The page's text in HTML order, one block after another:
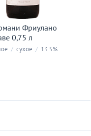
Фриулано
0,75 л
/ сухое / 13.5%